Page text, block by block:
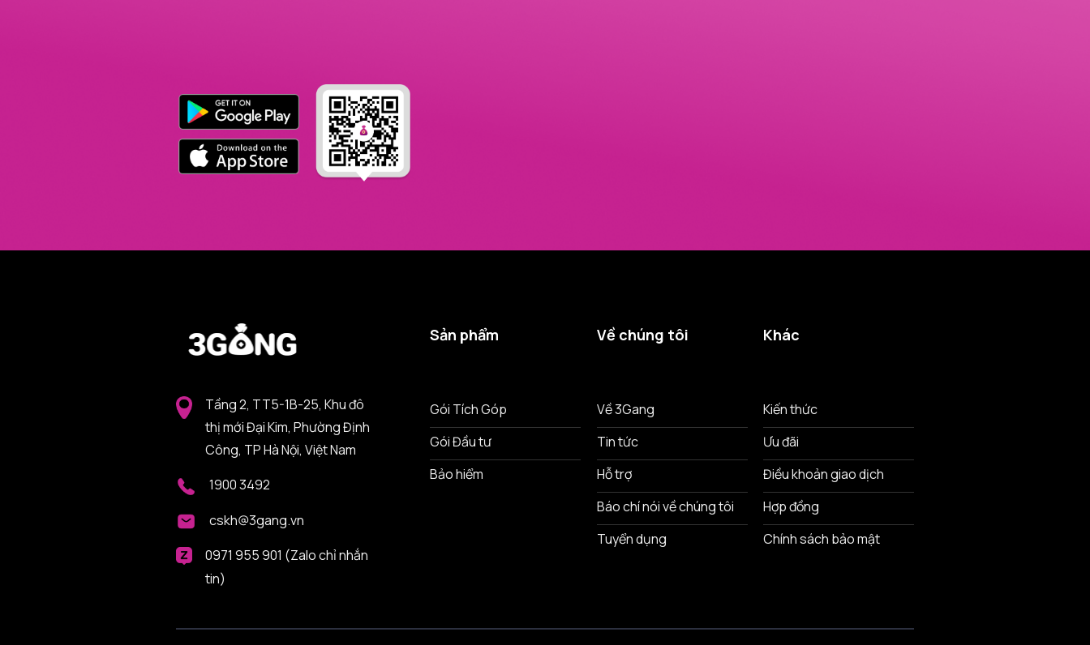
Tầng 2, TT5-1B-25, Khu đô
thị mới Đại Kim, Phường Định
Công, TP Hà Nội, Việt Nam
1900 3492
cskh@3gang.vn
0971 955 901 (Zalo chỉ nhắn
tin)
Sản phẩm
Gói Tích Góp
Gói Đầu tư
Bảo hiểm
Về chúng tôi
Về 3Gang
Tin tức
Hỗ trợ
Báo chí nói về chúng tôi
Tuyển dụng
Khác
Kiến thức
Ưu đãi
Điều khoản giao dịch
Hợp đồng
Chính sách bảo mật